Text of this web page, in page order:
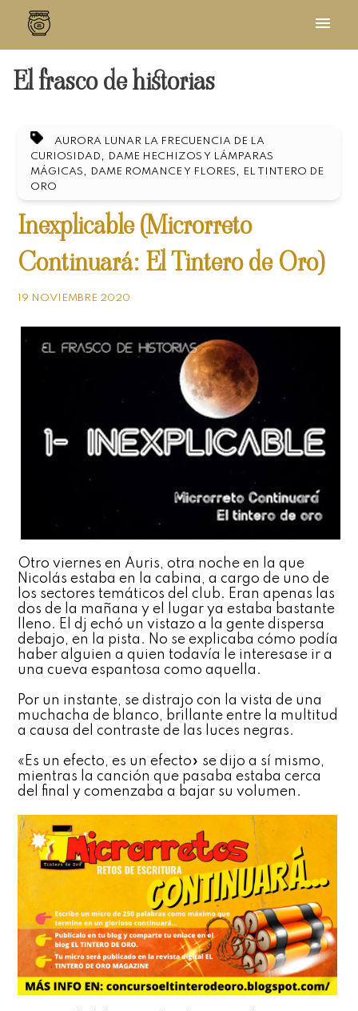
El frasco de historias
AURORA LUNAR LA FRECUENCIA DE LA
CURIOSIDAD ,
DAME HECHIZOS Y LÁMPARAS
MÁGICAS , DAME ROMANCE Y FLORES ,
EL TINTERO DE
ORO
Inexplicable (Microrreto
Continuará: El Tintero de Oro)
19 NOVIEMBRE 2020
Otro viernes en Auris, otra noche en la que
Nicolás estaba en la cabina, a cargo de uno de
los sectores temáticos del club. Eran apenas las
dos de la mañana y el lugar ya estaba bastante
lleno. El dj echó un vistazo a la gente dispersa
debajo, en la pista. No se explicaba cómo podía
haber alguien a quien todavía le interesase ir a
una cueva espantosa como aquella.
Por un instante, se distrajo con la vista de una
muchacha de blanco, brillante entre la multitud
a causa del contraste de las luces negras.
«Es un efecto, es un efecto» se dijo a sí mismo,
mientras la canción que pasaba estaba cerca
del final y comenzaba a bajar su volumen.